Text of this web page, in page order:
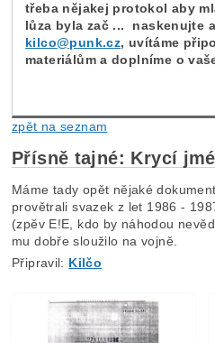
třeba nějakej protokol aby
lůza byla zač ... naskenujte
kilco@punk.cz, uvítáme
materiálům a doplníme o
zpět na seznam
Přísně tajné: Krycí
Máme tady opět nějaké
provětrali svazek z let 1986 -
(zpěv E!E, kdo by náhodou
mu dobře sloužilo na vojně.
Připravil: Kilčo